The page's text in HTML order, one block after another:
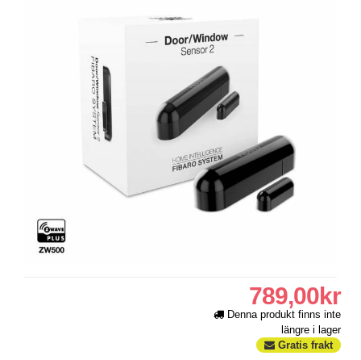
789,00kr
Denna produkt finns inte
längre i lager
Gratis frakt